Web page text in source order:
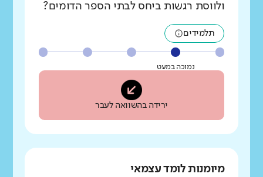
ולווסת רגשות ביחס לבתי הספר הדומים?
תלמידים
נמוכה במעט
ירידה בהשוואה לעבר
מיומנות לומד עצמאי